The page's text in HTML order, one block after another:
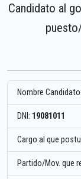
Candidato al
Nombre Candidato:
DNI: 19081011
Cargo al que
Partido/Mov. que